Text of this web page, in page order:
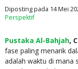
Diposting pada 14 Mei
Perspektif
Pustaka Al-Bahjah,
fase paling menarik
adalah waktu di mana